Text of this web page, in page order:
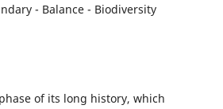
- Balance - Biodiversity
of its long history, which